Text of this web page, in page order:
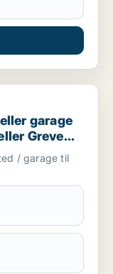
til leje i Høje
garage
Greve
/ garage til